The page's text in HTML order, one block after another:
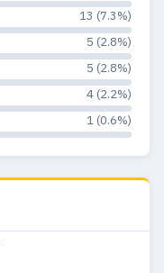
13 (7.3%)
5 (2.8%)
5 (2.8%)
4 (2.2%)
1 (0.6%)